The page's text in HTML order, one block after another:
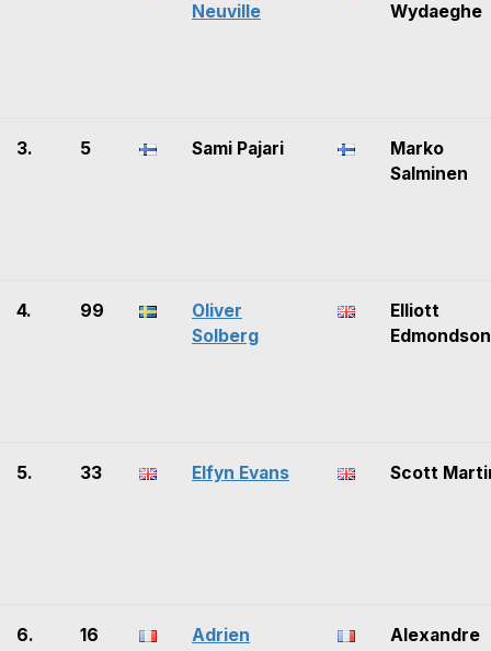
Neuville
Wydaeghe
3. 5 Sami Pajari
Marko
Salminen
4. 99
Oliver
Solberg
Elliott
Edmondson
5. 33 Elfyn Evans Scott
6. 16
Adrien
Alexandre